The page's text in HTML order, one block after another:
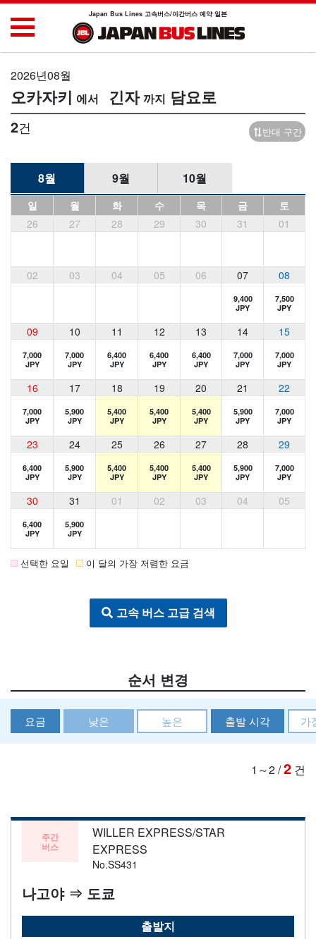
Japan Bus Lines 고속버스/야간버스 예약 일본
2026년08월
오카자키 긴자 담요로
2건 반대 구간
8월 9월 10월
일 월 화 수 목 금
토
26
27 28 29 30 31 01
02 03 04 05 06 07 08
9,400
JPY
7,500
JPY
09 10 11 12 13 14 15
7,000
JPY
7,000
JPY
6,400
JPY
6,400
JPY
6,400
JPY
7,000
JPY
7,000
JPY
16 17 18 19 20 21 22
7,000
JPY
5,900
JPY
5,400
JPY
5,400
JPY
5,400
JPY
5,900
JPY
7,000
JPY
23 24 25 26 27 28 29
6,400
JPY
5,900
JPY
5,400
JPY
5,400
JPY
5,400
JPY
5,900
JPY
7,000
JPY
30 31 01 02 03 04 05
6,400
JPY
5,900
JPY
선택한 요일 이 달의 가장 저렴한 요금
고속 버스 고급 검색
순서 변경
요금 낮은 높은 출발 시각 가
1～2/2 건
주간
버스
WILLER EXPRESS/STAR
EXPRESS
No.SS431
나고야 ⇒ 도쿄
출발지